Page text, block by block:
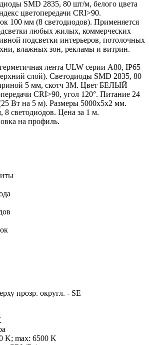
SMD 2835, 80 шт/м, белого цвета
цветопередачи CRI>90.
100 мм (8 светодиодов). Применяется
любых жилых, коммерческих
подсветки интерьеров, потолочных
влажных зон, рекламы и витрин.
лента ULW серии A80, IP65
слой). Светодиоды SMD 2835, 80
5 мм, скотч 3M. Цвет БЕЛЫЙ
CRI>90, угол 120°. Питание 24
Вт на 5 м). Размеры 5000х5х2 мм.
светодиодов. Цена за 1 м.
на профиль.
прозр. округл. - SE
K; max: 6500 K